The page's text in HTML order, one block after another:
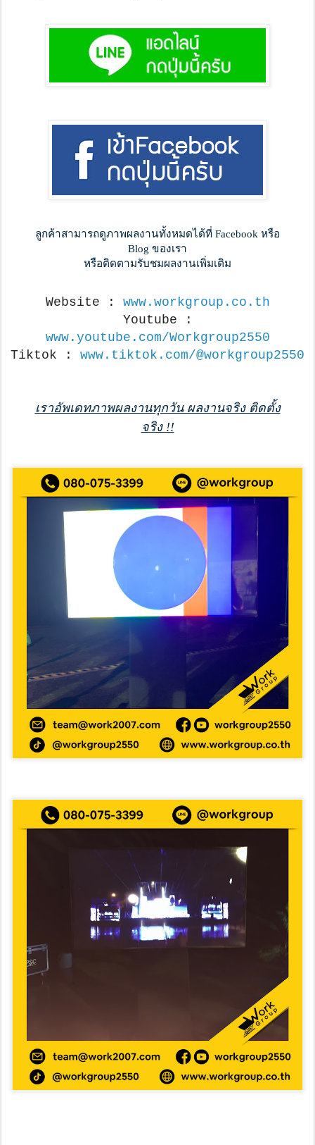
ลูกค้าสามารถดูภาพผลงานทั้งหมดได้ที่ Facebook หรือ
Blog ของเรา
หรือติดตามรับชมผลงานเพิ่มเติม
Website : www.workgroup.co.th
Youtube :
www.youtube.com/Workgroup2550
Tiktok : www.tiktok.com/@workgroup2550
เราอัพเดทภาพผลงานทุกวัน ผลงานจริง ติดตั้ง
จริง !!